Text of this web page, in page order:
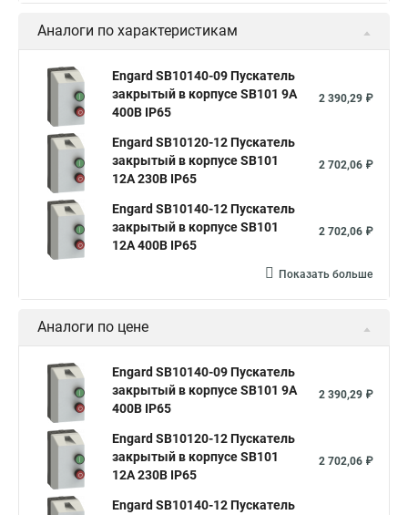
Аналоги по характеристикам
Engard SB10140-09 Пускатель
закрытый в корпусе SB101 9А
400В IР65
2 390,29 ₽
Engard SB10120-12 Пускатель
закрытый в корпусе SB101
12А 230В IР65
2 702,06 ₽
Engard SB10140-12 Пускатель
закрытый в корпусе SB101
12А 400В IР65
2 702,06 ₽
Показать больше
Аналоги по цене
Engard SB10140-09 Пускатель
закрытый в корпусе SB101 9А
400В IР65
2 390,29 ₽
Engard SB10120-12 Пускатель
закрытый в корпусе SB101
12А 230В IР65
2 702,06 ₽
Engard SB10140-12 Пускатель